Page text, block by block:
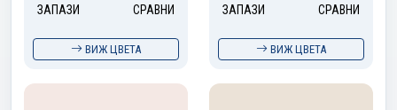
ЗАПАЗИ СРАВНИ
ВИЖ ЦВЕТА
ЗАПАЗИ СРАВНИ
ВИЖ ЦВЕТА